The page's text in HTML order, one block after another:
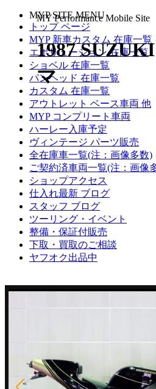
MYP SITE MENU
トップ ページ
MYP 新車カスタム 在庫一覧
エボリューション 在庫一覧
ショベル 在庫一覧
パンヘッド 在庫一覧
カスタム 在庫一覧
アウトレット ベース車両 他
MYP コンプリート車両
ハーレー入庫予定
ヴィンテージ パーツ販売
全在庫車一覧(注：画像多数)
ご契約済車両一覧(注：画像
ショップアクセス
仕入れ最新 ブログ
スタッフ ブログ
ツーリング・イベント
整備・保証付販売
下取・買取のご相談
ヤフオク出品中
MY Performance Mobile Site
1987
マ